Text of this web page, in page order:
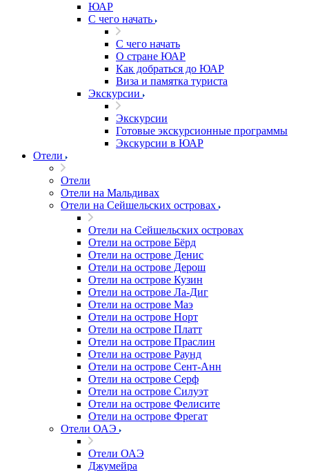
ЮАР
С чего начать
С чего начать
О стране ЮАР
Как добраться до ЮАР
Виза и памятка туриста
Экскурсии
Экскурсии
Готовые экскурсионные программы
Экскурсии в ЮАР
Отели
Отели
Отели на Мальдивах
Отели на Сейшельских островах
Отели на Сейшельских островах
Отели на острове Бёрд
Отели на острове Денис
Отели на острове Дерош
Отели на острове Кузин
Отели на острове Ла-Диг
Отели на острове Маэ
Отели на острове Норт
Отели на острове Платт
Отели на острове Праслин
Отели на острове Раунд
Отели на острове Сент-Анн
Отели на острове Серф
Отели на острове Силуэт
Отели на острове Фелисите
Отели на острове Фрегат
Отели ОАЭ
Отели ОАЭ
Джумейра